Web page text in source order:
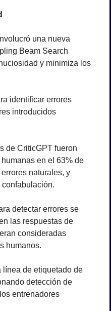
una nueva
Beam Search
y minimiza los
identificar errores
introducidos
de CriticGPT fueron
en el 63% de
naturales, y
detectar errores se
las respuestas de
consideradas
humanos.
línea de etiquetado de
detección de
entrenadores